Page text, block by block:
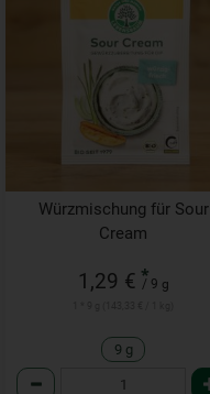
Würzmischung für Sour
Cream
1,29 € *
/ 9 g
9 g
Anzahl